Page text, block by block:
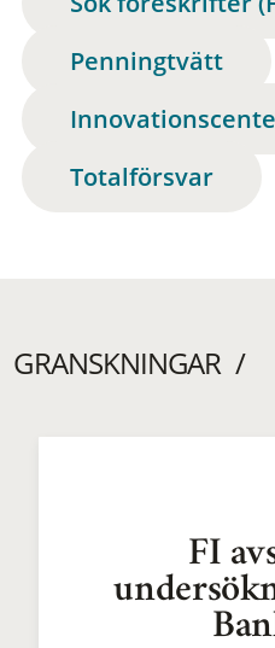
Penningtvätt
Totalförsvar
GRANSKNINGAR
FI